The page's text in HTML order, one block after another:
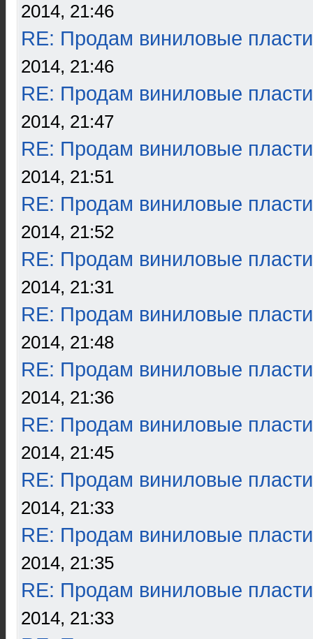
2014, 21:46
RE: Продам виниловые
2014, 21:46
RE: Продам виниловые
2014, 21:47
RE: Продам виниловые
2014, 21:51
RE: Продам виниловые
2014, 21:52
RE: Продам виниловые
2014, 21:31
RE: Продам виниловые
2014, 21:48
RE: Продам виниловые
2014, 21:36
RE: Продам виниловые
2014, 21:45
RE: Продам виниловые
2014, 21:33
RE: Продам виниловые
2014, 21:35
RE: Продам виниловые
2014, 21:33